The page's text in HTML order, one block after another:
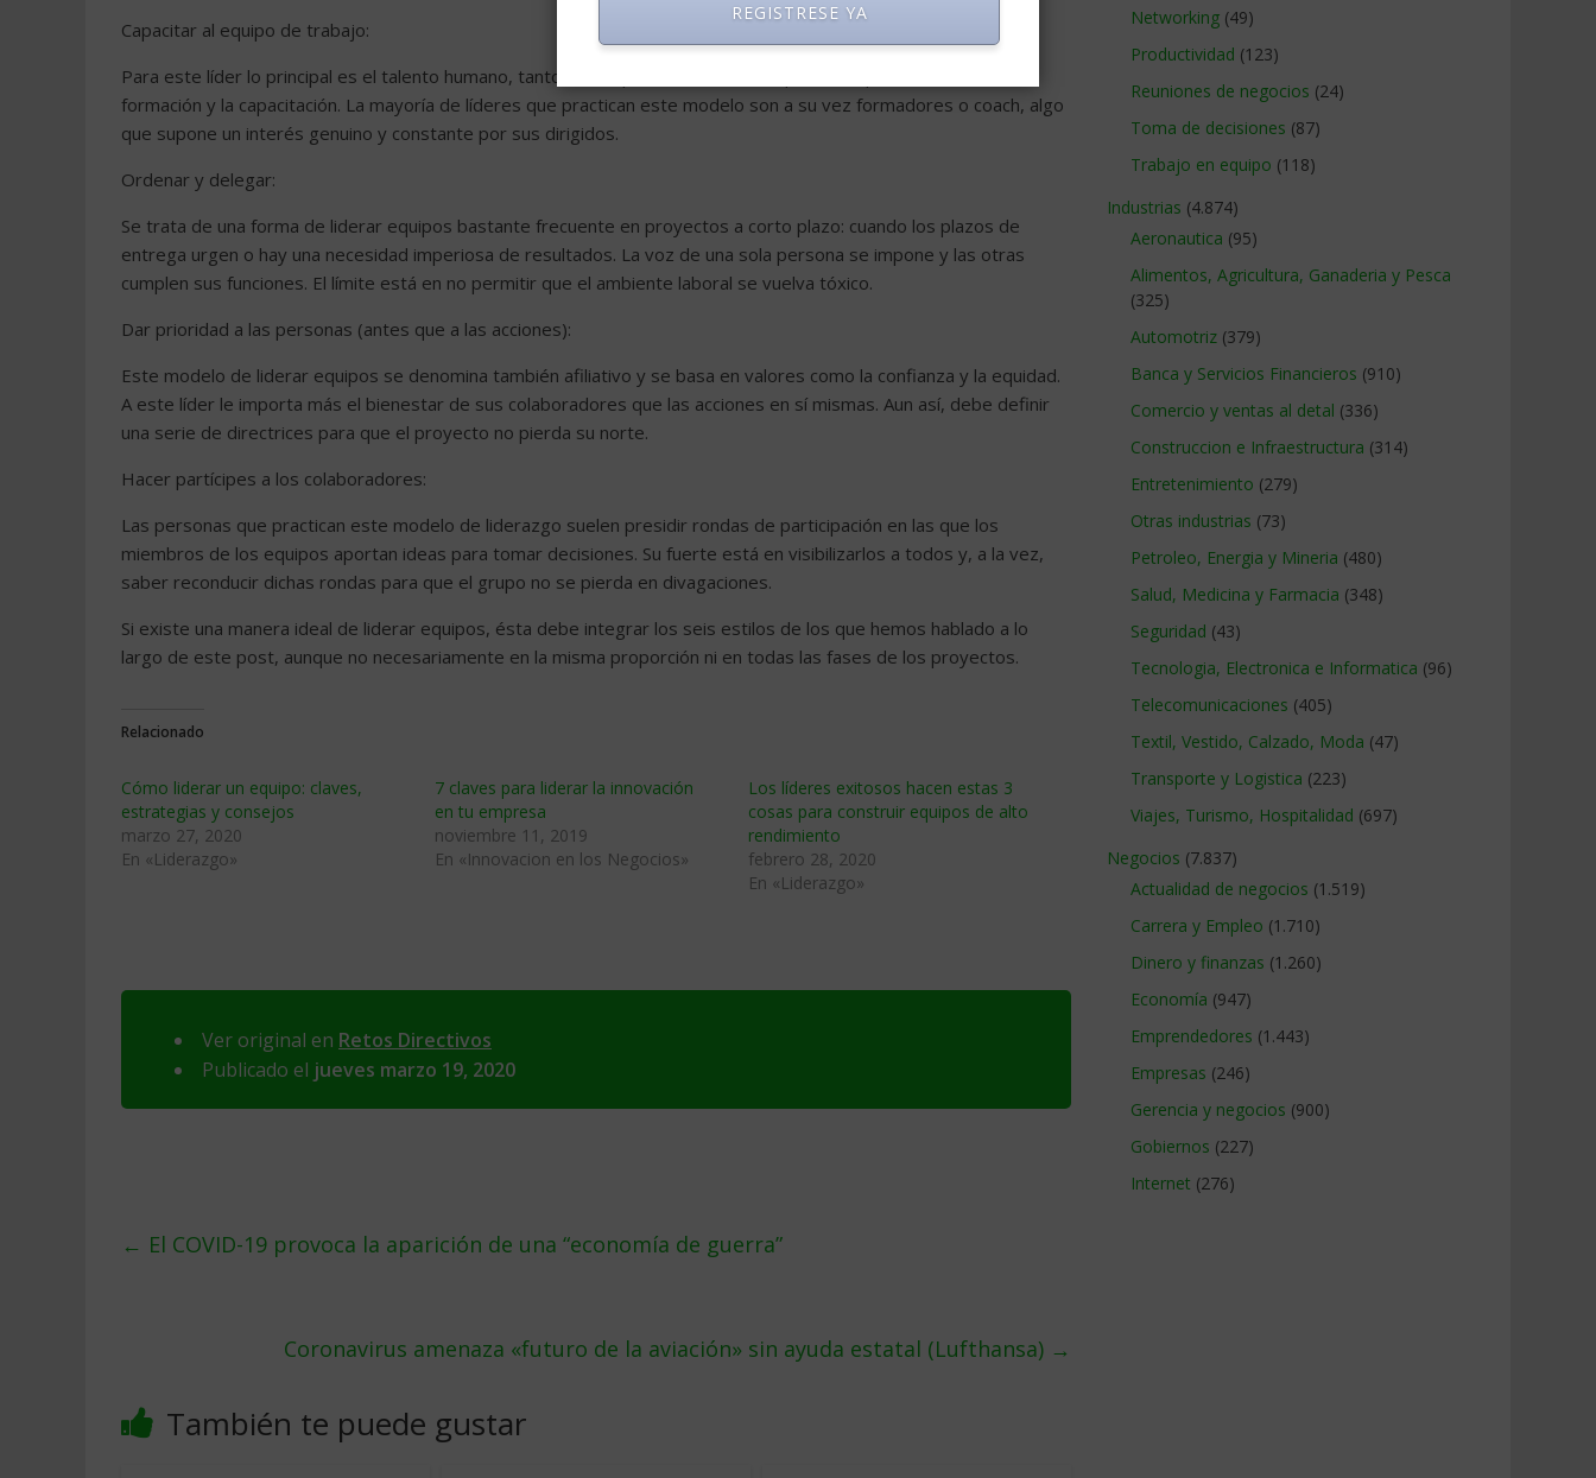
Capacitar al equipo de trabajo:
Para este líder lo principal es el talento humano, tanto el de tipo natural como el que se adquiere a través de la
formación y la capacitación. La mayoría de líderes que practican este modelo son a su vez formadores o coach, algo
que supone un interés genuino y constante por sus dirigidos.
Ordenar y delegar:
Se trata de una forma de liderar equipos bastante frecuente en proyectos a corto plazo: cuando los plazos de
entrega urgen o hay una necesidad imperiosa de resultados. La voz de una sola persona se impone y las otras
cumplen sus funciones. El límite está en no permitir que el ambiente laboral se vuelva tóxico.
Dar prioridad a las personas (antes que a las acciones):
Este modelo de liderar equipos se denomina también afiliativo y se basa en valores como la confianza y la equidad.
A este líder le importa más el bienestar de sus colaboradores que las acciones en sí mismas. Aun así, debe definir
una serie de directrices para que el proyecto no pierda su norte.
Hacer partícipes a los colaboradores:
Las personas que practican este modelo de liderazgo suelen presidir rondas de participación en las que los
miembros de los equipos aportan ideas para tomar decisiones. Su fuerte está en visibilizarlos a todos y, a la vez,
saber reconducir dichas rondas para que el grupo no se pierda en divagaciones.
Si existe una manera ideal de liderar equipos, ésta debe integrar los seis estilos de los que hemos hablado a lo
largo de este post, aunque no necesariamente en la misma proporción ni en todas las fases de los proyectos.
Relacionado
Cómo liderar un equipo: claves,
estrategias y consejos
marzo 27, 2020
En «Liderazgo»
7 claves para liderar la innovación
en tu empresa
noviembre 11, 2019
En «Innovacion en los Negocios»
Los líderes exitosos hacen estas 3
cosas para construir equipos de alto
rendimiento
febrero 28, 2020
En «Liderazgo»
Ver original en Retos Directivos
Publicado el jueves marzo 19, 2020
← El COVID-19 provoca la aparición de una “economía de guerra”
Coronavirus amenaza «futuro de la aviación» sin ayuda estatal (Lufthansa) →
También te puede gustar
Networking (49)
Productividad (123)
Reuniones de negocios (24)
Toma de decisiones (87)
Trabajo en equipo (118)
Industrias (4.874)
Aeronautica (95)
Alimentos, Agricultura, Ganaderia y Pesca
(325)
Automotriz (379)
Banca y Servicios Financieros (910)
Comercio y ventas al detal (336)
Construccion e Infraestructura (314)
Entretenimiento (279)
Otras industrias (73)
Petroleo, Energia y Mineria (480)
Salud, Medicina y Farmacia (348)
Seguridad (43)
Tecnologia, Electronica e Informatica (96)
Telecomunicaciones (405)
Textil, Vestido, Calzado, Moda (47)
Transporte y Logistica (223)
Viajes, Turismo, Hospitalidad (697)
Negocios (7.837)
Actualidad de negocios (1.519)
Carrera y Empleo (1.710)
Dinero y finanzas (1.260)
Economía (947)
Emprendedores (1.443)
Empresas (246)
Gerencia y negocios (900)
Gobiernos (227)
Internet (276)
REGISTRESE YA